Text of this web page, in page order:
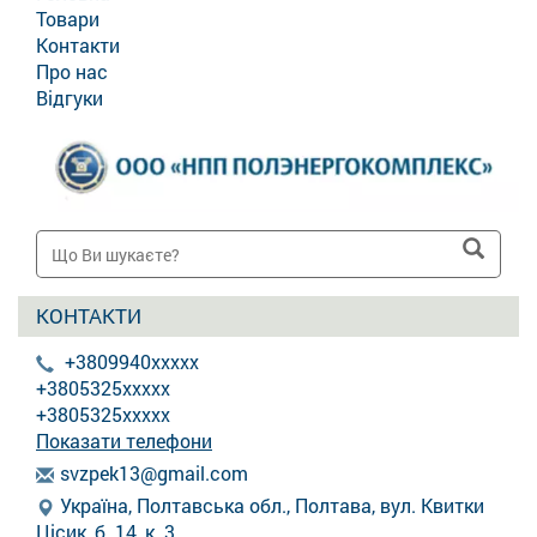
Товари
Контакти
Про нас
Відгуки
КОНТАКТИ
+3809940xxxxx
+3805325xxxxx
+3805325xxxxx
Показати телефони
svzpek13@gmail.com
Україна, Полтавська обл., Полтава, вул. Квитки
Цісик, б. 14, к. 3